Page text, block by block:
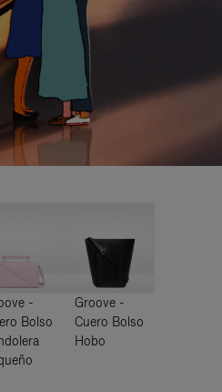
-
Bolso
Groove -
Cuero Bolso
Hobo